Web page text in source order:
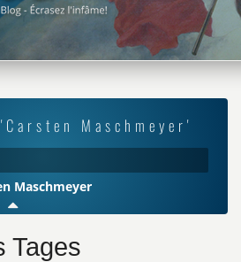
Maschmeyer'
Maschmeyer
Tages